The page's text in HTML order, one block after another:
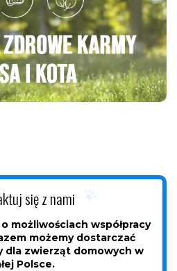
się z nami
możliwościach współpracy
możemy dostarczać
dla zwierząt domowych w
Polsce.